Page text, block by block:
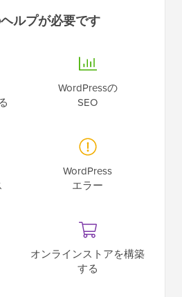
ルプが必要です
WordPressの
SEO
WordPress
エラー
オンラインストアを構築
する